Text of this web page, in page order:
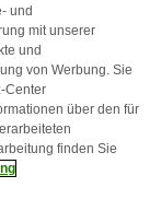
und
mit unserer
und
von Werbung. Sie
Center
über den für
finden Sie